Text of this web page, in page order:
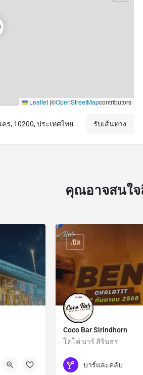
Leaflet |©OpenStreetMapcontributors
ร, 10200, ประเทศไทย รับเส้นทาง
คุณอาจสนใจ
Coco Bar Sirindhorn
โคโค่ บาร์ สิรินธร
กรุงเทพมหานคร
เปิด
บาร์และคลับ